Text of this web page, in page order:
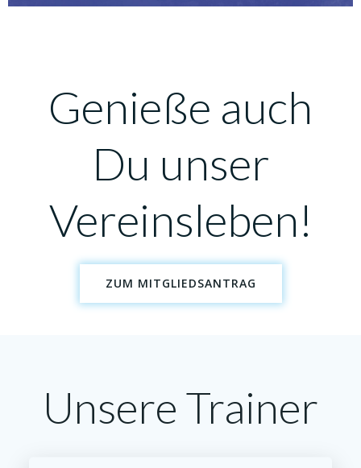
Genieße auch
Du unser
Vereinsleben!
ZUM MITGLIEDSANTRAG
Unsere Trainer